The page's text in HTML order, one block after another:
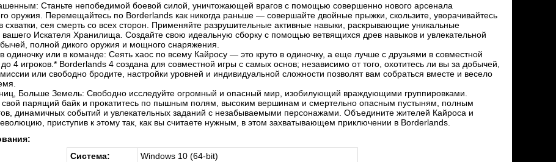
Станьте непобедимой боевой силой, уничтожающей врагов с помощью совершенно нового арсенала
оружия. Перемещайтесь по Borderlands как никогда раньше — совершайте двойные прыжки, скользите, уворачивайтесь
схватки, сея смерть со всех сторон. Применяйте разрушительные активные навыки, раскрывающие уникальные
вашего Искателя Хранилища. Создайте свою идеальную сборку с помощью ветвящихся древ навыков и увлекательной
полной дикого оружия и мощного снаряжения.
одиночку или в команде: Сеять хаос по всему Кайросу — это круто в одиночку, а еще лучше с друзьями в совместной
4 игроков.* Borderlands 4 создана для совместной игры с самых основ; независимо от того, охотитесь ли вы за добычей,
или свободно бродите, настройки уровней и индивидуальной сложности позволят вам собраться вместе и весело
Больше Земель: Свободно исследуйте огромный и опасный мир, изобилующий враждующими группировками.
свой парящий байк и прокатитесь по пышным полям, высоким вершинам и смертельно опасным пустыням, полным
динамичных событий и увлекательных заданий с незабываемыми персонажами. Объедините жителей Кайроса и
приступив к этому так, как вы считаете нужным, в этом захватывающем приключении в Borderlands.
Система:
Windows 10 (64-bit)